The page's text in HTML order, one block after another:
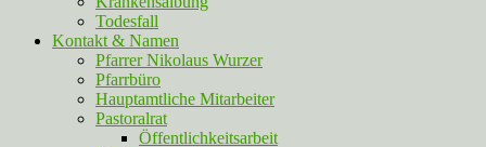
Todesfall
Kontakt & Namen
Pfarrer Nikolaus Wurzer
Pfarrbüro
Hauptamtliche Mitarbeiter
Pastoralrat
Öffentlichkeitsarbeit